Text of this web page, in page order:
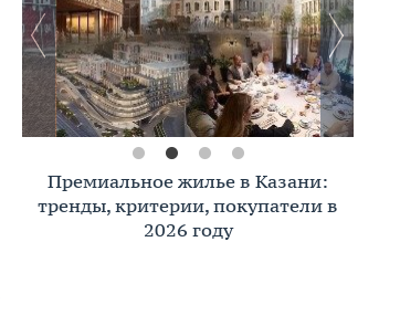
Премиальное жилье в Казани:
тренды, критерии, покупатели в
2026 году